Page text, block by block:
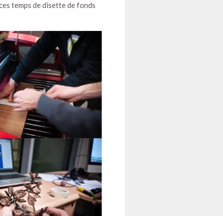
temps de disette de fonds
d'une oeuvre de
de modélisation 3D et la
(cc) Ophelia Noor